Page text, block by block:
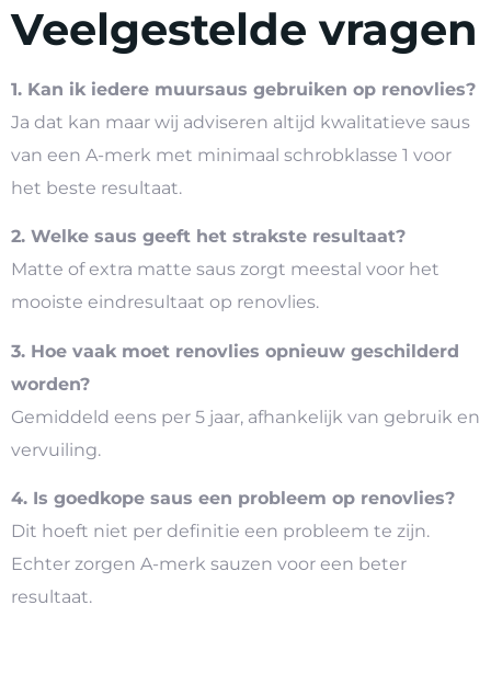
Veelgestelde vragen
1. Kan ik iedere muursaus gebruiken op renovlies?
Ja dat kan maar wij adviseren altijd kwalitatieve saus
van een A-merk met minimaal schrobklasse 1 voor
het beste resultaat.
2. Welke saus geeft het strakste resultaat?
Matte of extra matte saus zorgt meestal voor het
mooiste eindresultaat op renovlies.
3. Hoe vaak moet renovlies opnieuw geschilderd
worden?
Gemiddeld eens per 5 jaar, afhankelijk van gebruik en
vervuiling.
4. Is goedkope saus een probleem op renovlies?
Dit hoeft niet per definitie een probleem te zijn.
Echter zorgen A-merk sauzen voor een beter
resultaat.